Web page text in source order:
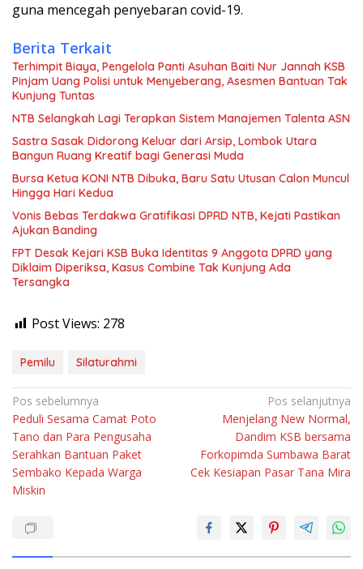
guna mencegah penyebaran covid-19.
Berita Terkait
Terhimpit Biaya, Pengelola Panti Asuhan Baiti Nur Jannah KSB
Pinjam Uang Polisi untuk Menyeberang, Asesmen Bantuan Tak
Kunjung Tuntas
NTB Selangkah Lagi Terapkan Sistem Manajemen Talenta ASN
Sastra Sasak Didorong Keluar dari Arsip, Lombok Utara
Bangun Ruang Kreatif bagi Generasi Muda
Bursa Ketua KONI NTB Dibuka, Baru Satu Utusan Calon Muncul
Hingga Hari Kedua
Vonis Bebas Terdakwa Gratifikasi DPRD NTB, Kejati Pastikan
Ajukan Banding
FPT Desak Kejari KSB Buka Identitas 9 Anggota DPRD yang
Diklaim Diperiksa, Kasus Combine Tak Kunjung Ada
Tersangka
Post Views: 278
Pemilu Silaturahmi
Navigasi
pos
Pos sebelumnya
Peduli Sesama Camat Poto
Tano dan Para Pengusaha
Serahkan Bantuan Paket
Sembako Kepada Warga
Miskin
Pos selanjutnya
Menjelang New Normal,
Dandim KSB bersama
Forkopimda Sumbawa Barat
Cek Kesiapan Pasar Tana Mira